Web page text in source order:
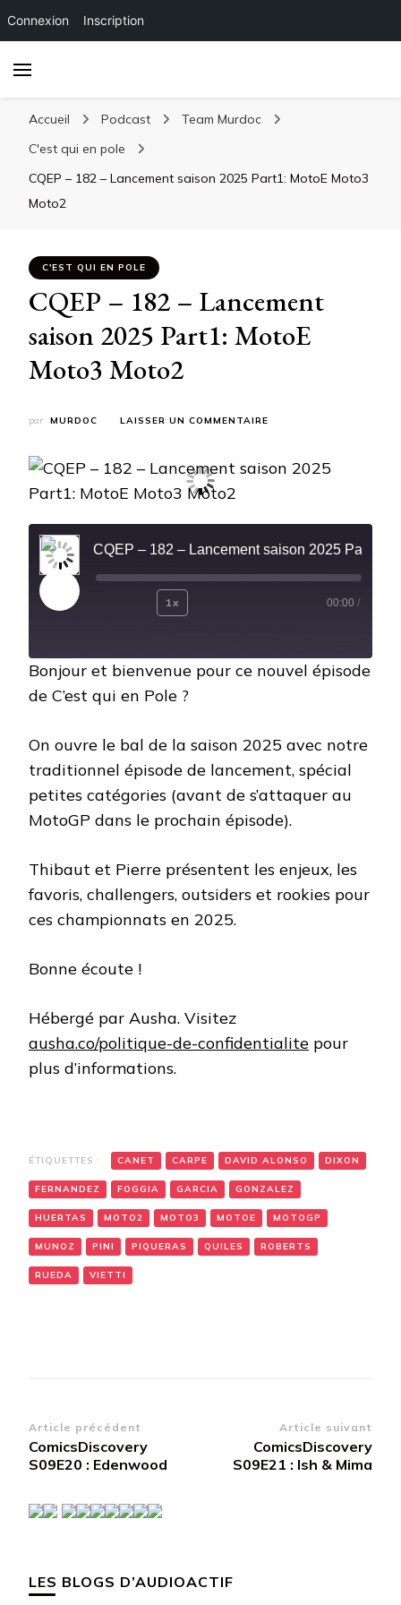
Connexion Inscription
Accueil Podcast
Team Murdoc
C'est qui en pole
CQEP – 182 – Lancement saison 2025 Part1: MotoE Moto3
Moto2
C'EST QUI EN POLE
CQEP – 182 – Lancement
saison 2025 Part1: MotoE
Moto3 Moto2
par MURDOC LAISSER UN COMMENTAIRE
182
PART1:
MOTO3
Play
Rewind
Seconds
1x
30
00:00 /
Bonjour et bienvenue pour ce nouvel épisode
de C’est qui en Pole ?
On ouvre le bal de la saison 2025 avec notre
traditionnel épisode de lancement, spécial
petites catégories (avant de s’attaquer au
MotoGP dans le prochain épisode).
Thibaut et Pierre présentent les enjeux, les
favoris, challengers, outsiders et rookies pour
ces championnats en 2025.
Bonne écoute !
Hébergé par Ausha. Visitez
ausha.co/politique-de-confidentialite pour
plus d’informations.
ÉTIQUETTES : CANET CARPE DAVID ALONSO DIXON
FERNANDEZ FOGGIA GARCIA GONZALEZ
HUERTAS MOTO2 MOTO3 MOTOE MOTOGP
MUNOZ PINI PIQUERAS QUILES ROBERTS
RUEDA VIETTI
Navigation
d’article
Article précédent
ComicsDiscovery
S09E20 : Edenwood
Article suivant
ComicsDiscovery
S09E21 : Ish & Mima
LES BLOGS D’AUDIOACTIF